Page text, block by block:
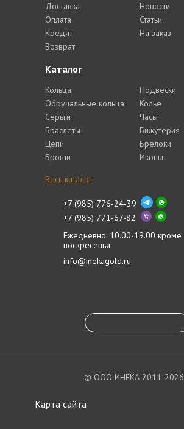
Каталог
Кольца
Обручальные кольца
Серьги
Браслеты
Цепи
Броши
Подвески
Колье
Часы
Бижутерия
Брелоки
Иконы
Весь каталог
Доставка
Оплата
Кредит
Возврат
Новости
Статьи
На заказ
+7 (985) 776-24-39
+7 (985) 771-67-82
Ежедневно: 10.00-19.00 кроме
воскресенья
info@inekagold.ru
© ООО ИНЕКА 2011-2026
Карта сайта